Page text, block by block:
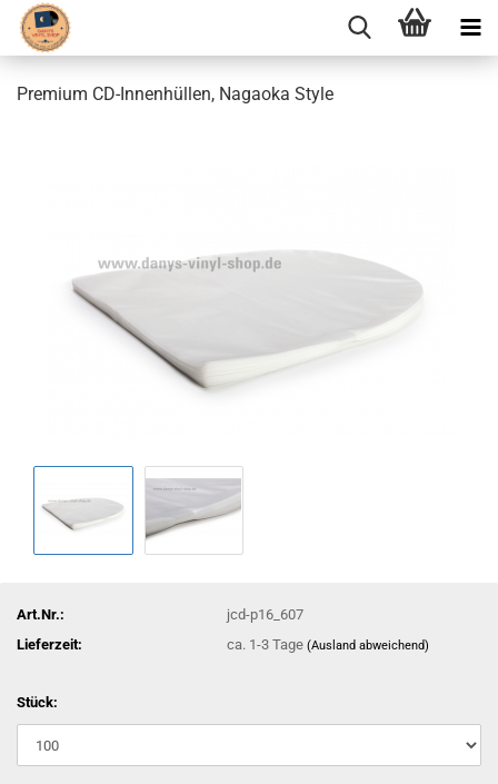
Premium CD-Innenhüllen, Nagaoka Style
Art.Nr.:
jcd-p16_607
Lieferzeit:
ca. 1-3 Tage(Ausland abweichend)
Stück: